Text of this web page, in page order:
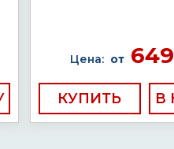
Цена: от649
КУПИТЬ